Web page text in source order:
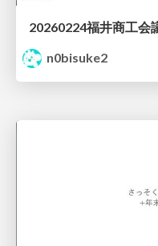
n0bisuke2